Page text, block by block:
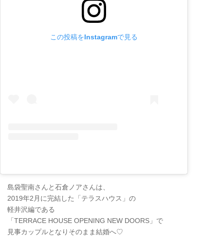
この投稿をInstagramで見る
島袋聖南さんと石倉ノアさんは、
2019年2月に完結した「テラスハウス」の
軽井沢編である
「TERRACE HOUSE OPENING NEW DOORS」で
見事カップルとなりそのまま結婚へ♡